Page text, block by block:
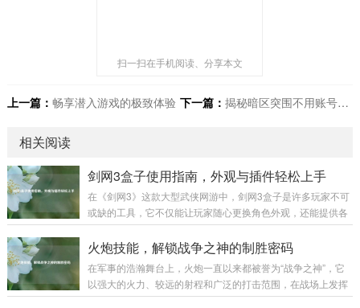
扫一扫在手机阅读、分享本文
上一篇： 畅享潜入游戏的极致体验 下一篇： 揭秘暗区突围不用账号免费进入的真相
相关阅读
剑网3盒子使用指南，外观与插件轻松上手
在《剑网3》这款大型武侠网游中，剑网3盒子是许多玩家不可
或缺的工具，它不仅能让玩家随心更换角色外观，还能提供各
种实用插件，极大地提升游戏体验,下面就为大家详细介绍剑网
3盒子的使用方法。 下载与安装 你需要前往剑网3盒子的官方
网站，在搜索引擎中输入“剑网3盒子”，认准官方标识的网站进
入，在官网首页，通常会有醒目的“下载”按钮，点击后选择适
合你系统的版本进行下载，下载完成后，找到安装包文件，双
火炮技能，解锁战争之神的制胜密码
在军事的浩瀚舞台上，火炮一直以来都被誉为“战争之神”，它
以强大的火力、较远的射程和广泛的打击范围，在战场上发挥
着举足轻重的作用，而火炮技能，则是让这尊“战争之神”真正